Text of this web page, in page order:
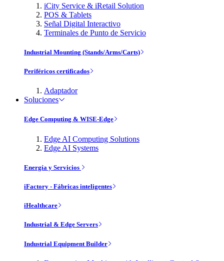
iCity Service & iRetail Solution
POS & Tablets
Señal Digital Interactivo
Terminales de Punto de Servicio
Industrial Mounting (Stands/Arms/Carts)
Periféricos certificados
Adaptador
Soluciones
Edge Computing & WISE-Edge
Edge AI Computing Solutions
Edge AI Systems
Energía y Servicios
iFactory - Fábricas inteligentes
iHealthcare
Industrial & Edge Servers
Industrial Equipment Builder